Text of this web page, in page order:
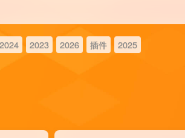
2024 2023 2026 插件 2025